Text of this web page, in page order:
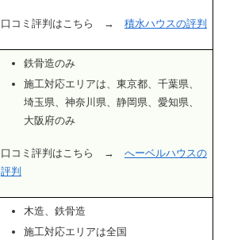
口コミ評判はこちら → 積水ハウスの評判
鉄骨造のみ
施工対応エリアは、東京都、千葉県、
埼玉県、神奈川県、静岡県、愛知県、
大阪府のみ
口コミ評判はこちら → へーベルハウスの
評判
木造、鉄骨造
施工対応エリアは全国